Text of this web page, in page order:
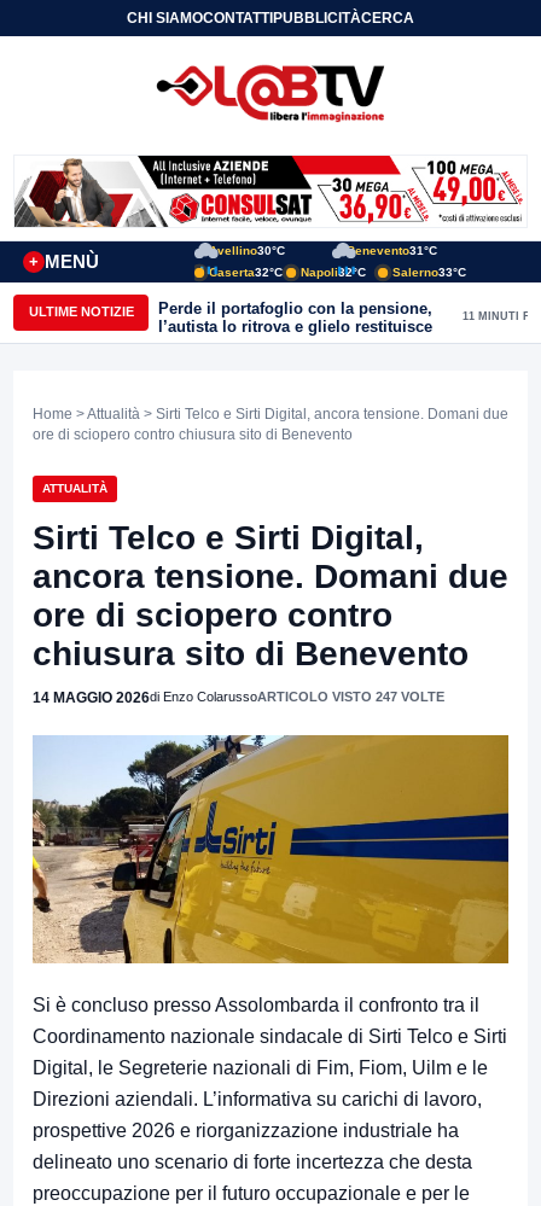
CHI SIAMOCONTATTIPUBBLICITÀCERCA
MENÙ
+
Avellino30°C Benevento31°C
Caserta32°C Napoli32°C Salerno33°C
ULTIME NOTIZIE
Perde il portafoglio con la pensione,
l’autista lo ritrova e glielo restituisce
11 MINUTI FA
Home >Attualità > Sirti Telco e Sirti Digital, ancora tensione. Domani due
ore di sciopero contro chiusura sito di Benevento
ATTUALITÀ
Sirti Telco e Sirti Digital,
ancora tensione. Domani due
ore di sciopero contro
chiusura sito di Benevento
14 MAGGIO 2026di Enzo ColarussoARTICOLO VISTO 247 VOLTE
Si è concluso presso Assolombarda il confronto tra il
Coordinamento nazionale sindacale di Sirti Telco e Sirti
Digital, le Segreterie nazionali di Fim, Fiom, Uilm e le
Direzioni aziendali. L’informativa su carichi di lavoro,
prospettive 2026 e riorganizzazione industriale ha
delineato uno scenario di forte incertezza che desta
preoccupazione per il futuro occupazionale e per le